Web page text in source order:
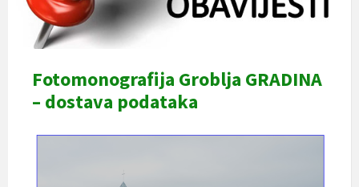
Fotomonografija Groblja GRADINA
– dostava podataka